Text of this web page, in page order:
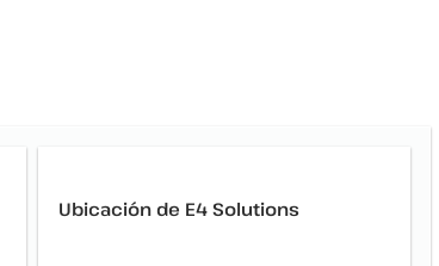
Ubicación de E4 Solutions